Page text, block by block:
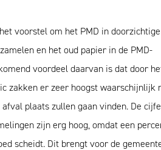
voorstel om het PMD in doorzichtige
en het oud papier in de PMD-
voordeel daarvan is dat door
zakken er zeer hoogst waarschijnlijk
plaats zullen gaan vinden. De
zijn erg hoog, omdat een
scheidt. Dit brengt voor de